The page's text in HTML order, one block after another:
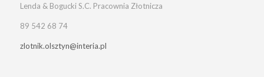
Lenda & Bogucki S.C. Pracownia Złotnicza
89 542 68 74
zlotnik.olsztyn@interia.pl